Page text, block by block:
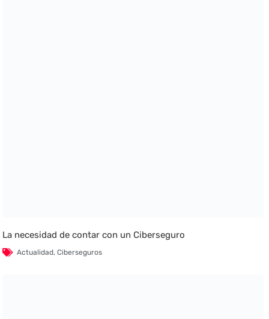
La necesidad de contar con un Ciberseguro
Actualidad,Ciberseguros